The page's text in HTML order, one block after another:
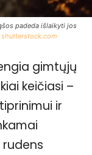
padeda išlaikyti jos
shutterstock.com
gimtųjų
keičiasi –
ir